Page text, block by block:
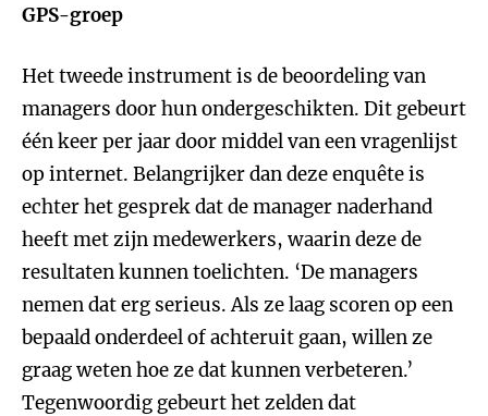
GPS-groep
Het tweede instrument is de beoordeling van
managers door hun ondergeschikten. Dit gebeurt
één keer per jaar door middel van een vragenlijst
op internet. Belangrijker dan deze enquête is
echter het gesprek dat de manager naderhand
heeft met zijn medewerkers, waarin deze de
resultaten kunnen toelichten. ‘De managers
nemen dat erg serieus. Als ze laag scoren op een
bepaald onderdeel of achteruit gaan, willen ze
graag weten hoe ze dat kunnen verbeteren.’
Tegenwoordig gebeurt het zelden dat